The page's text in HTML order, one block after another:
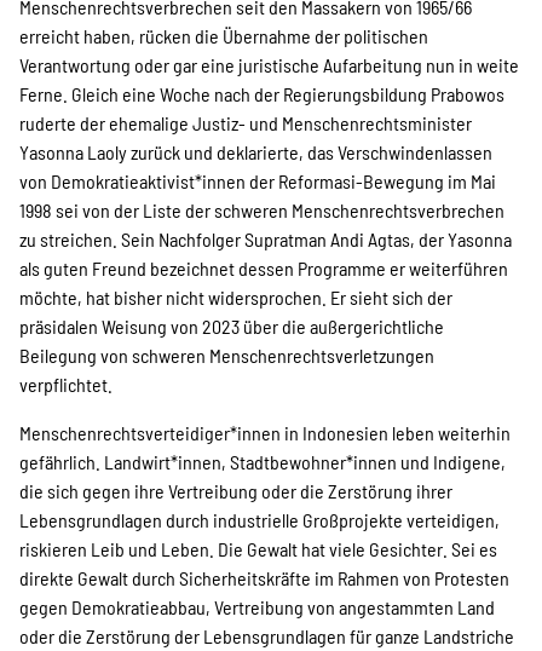
Menschenrechtsverbrechen seit den Massakern von 1965/66
erreicht haben, rücken die Übernahme der politischen
Verantwortung oder gar eine juristische Aufarbeitung nun in weite
Ferne. Gleich eine Woche nach der Regierungsbildung Prabowos
ruderte der ehemalige Justiz- und Menschenrechtsminister
Yasonna Laoly zurück und deklarierte, das Verschwindenlassen
von Demokratieaktivist*innen der Reformasi-Bewegung im Mai
1998 sei von der Liste der schweren Menschenrechtsverbrechen
zu streichen. Sein Nachfolger Supratman Andi Agtas, der Yasonna
als guten Freund bezeichnet dessen Programme er weiterführen
möchte, hat bisher nicht widersprochen. Er sieht sich der
präsidalen Weisung von 2023 über die außergerichtliche
Beilegung von schweren Menschenrechtsverletzungen
verpflichtet.
Menschenrechtsverteidiger*innen in Indonesien leben weiterhin
gefährlich. Landwirt*innen, Stadtbewohner*innen und Indigene,
die sich gegen ihre Vertreibung oder die Zerstörung ihrer
Lebensgrundlagen durch industrielle Großprojekte verteidigen,
riskieren Leib und Leben. Die Gewalt hat viele Gesichter. Sei es
direkte Gewalt durch Sicherheitskräfte im Rahmen von Protesten
gegen Demokratieabbau, Vertreibung von angestammten Land
oder die Zerstörung der Lebensgrundlagen für ganze Landstriche